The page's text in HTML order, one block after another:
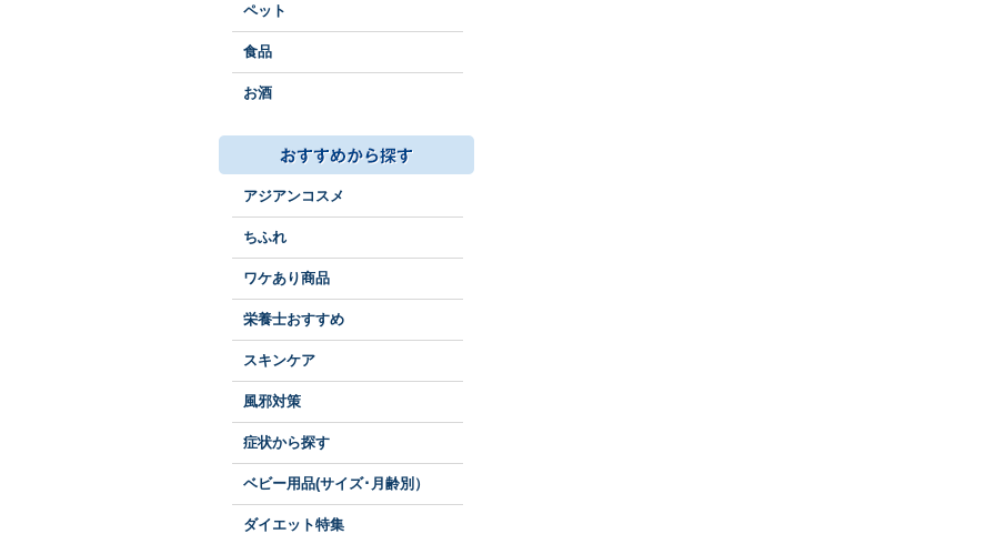
ペット
食品
お酒
アジアンコスメ
ちふれ
ワケあり商品
栄養士おすすめ
スキンケア
風邪対策
症状から探す
ベビー用品(サイズ･月齢別）
ダイエット特集